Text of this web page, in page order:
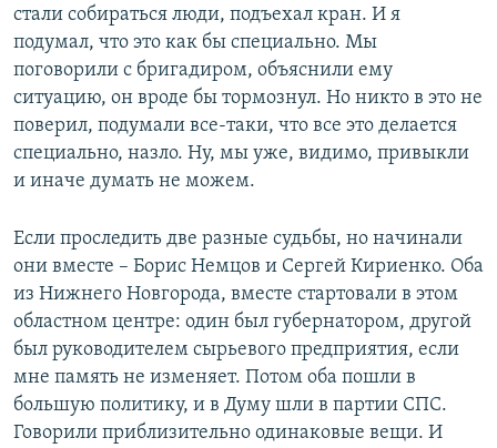
стали собираться люди, подъехал кран. И я
подумал, что это как бы специально. Мы
поговорили с бригадиром, объяснили ему
ситуацию, он вроде бы тормознул. Но никто в это не
поверил, подумали все-таки, что все это делается
специально, назло. Ну, мы уже, видимо, привыкли
и иначе думать не можем.
Если проследить две разные судьбы, но начинали
они вместе – Борис Немцов и Сергей Кириенко. Оба
из Нижнего Новгорода, вместе стартовали в этом
областном центре: один был губернатором, другой
был руководителем сырьевого предприятия, если
мне память не изменяет. Потом оба пошли в
большую политику, и в Думу шли в партии СПС.
Говорили приблизительно одинаковые вещи. И